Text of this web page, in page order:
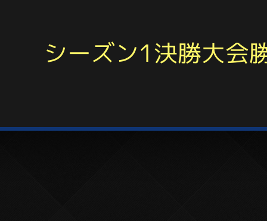
シーズン1決勝大会